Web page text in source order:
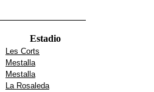
Estadio
Les Corts
Mestalla
Mestalla
La Rosaleda